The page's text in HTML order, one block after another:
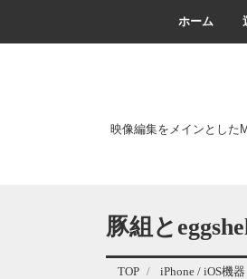
ホーム
映像編集をメインとし
豚組と
TOP iPhone / iOS機器